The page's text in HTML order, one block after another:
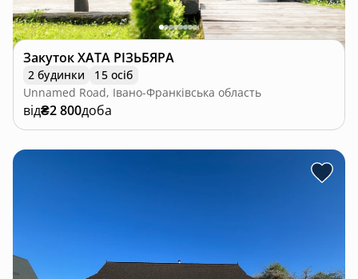
Закуток ХАТА РІЗЬБЯРА
2 будинки
15 осіб
Unnamed Road, Івано-Франківська область
від₴2 800доба